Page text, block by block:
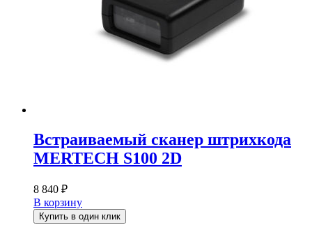
Встраиваемый сканер штрихкода
MERTECH S100 2D
8 840 ₽
В корзину
Купить в один клик